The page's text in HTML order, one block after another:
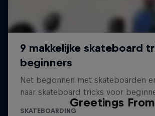
Greetings From